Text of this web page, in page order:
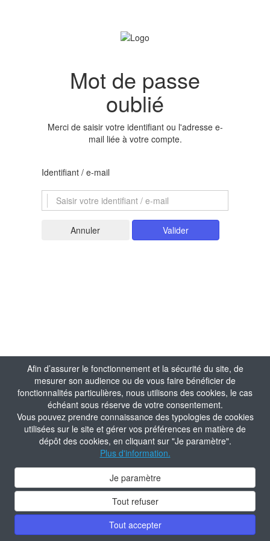
Afin d’assurer le fonctionnement et la sécurité du site, de
mesurer son audience ou de vous faire bénéficier de
fonctionnalités particulières, nous utilisons des cookies, le cas
échéant sous réserve de votre consentement.
Vous pouvez prendre connaissance des typologies de cookies
utilisées sur le site et gérer vos préférences en matière de
dépôt des cookies, en cliquant sur "Je paramètre".
Plus d'information.
Je paramètre
Tout refuser
Tout accepter
Mot de passe
oublié
Merci de saisir votre identifiant ou l'adresse e-
mail liée à votre compte.
Identifiant / e-mail
Valider